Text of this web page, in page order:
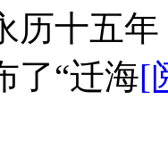
五年
了“迁海[